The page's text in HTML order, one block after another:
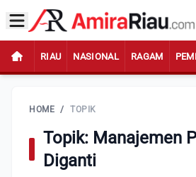
RIAU NASIONAL RAGAM
HOME / TOPIK
Topik: Manajemen
Diganti